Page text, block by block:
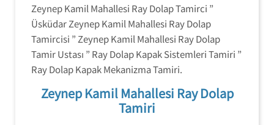
Zeynep Kamil Mahallesi Ray Dolap Tamirci ”
Üsküdar Zeynep Kamil Mahallesi Ray Dolap
Tamircisi ” Zeynep Kamil Mahallesi Ray Dolap
Tamir Ustası ” Ray Dolap Kapak Sistemleri Tamiri ”
Ray Dolap Kapak Mekanizma Tamiri.
Zeynep Kamil Mahallesi Ray Dolap
Tamiri